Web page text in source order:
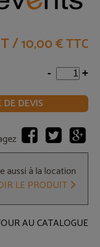
/10,00 € TTC
- +
DEVIS
aussi à la location
LE PRODUIT
AU CATALOGUE